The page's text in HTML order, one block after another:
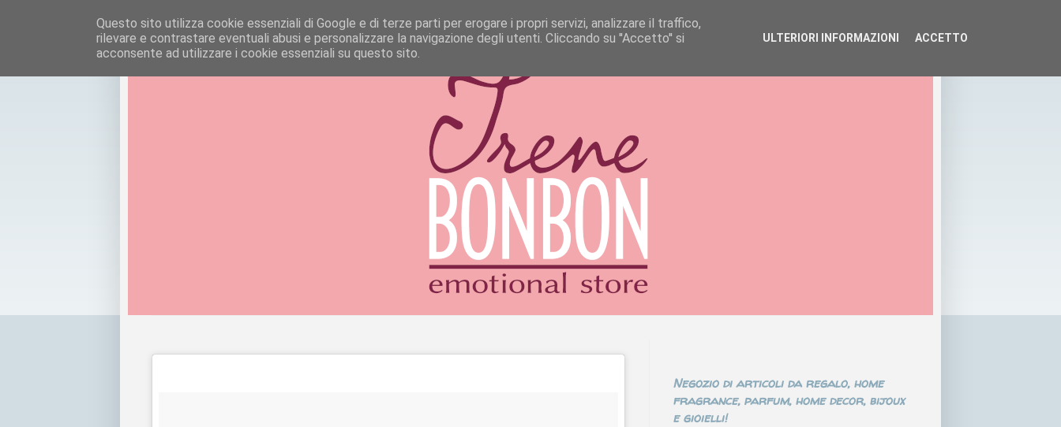
Negozio di articoli da regalo, home
fragrance, parfum, home decor, bijoux
e gioielli!
Questo sito utilizza cookie essenziali di Google e di terze parti per erogare i propri servizi, analizzare il traffico,
rilevare e contrastare eventuali abusi e personalizzare la navigazione degli utenti. Cliccando su ''Accetto'' si
acconsente ad utilizzare i cookie essenziali su questo sito.
ULTERIORI INFORMAZIONI ACCETTO